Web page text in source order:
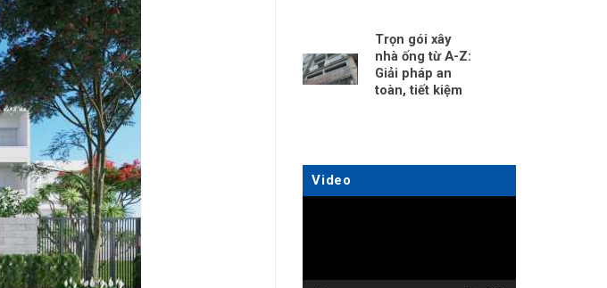
Trọn gói xây
nhà ống từ A-Z:
Giải pháp an
toàn, tiết kiệm
Video